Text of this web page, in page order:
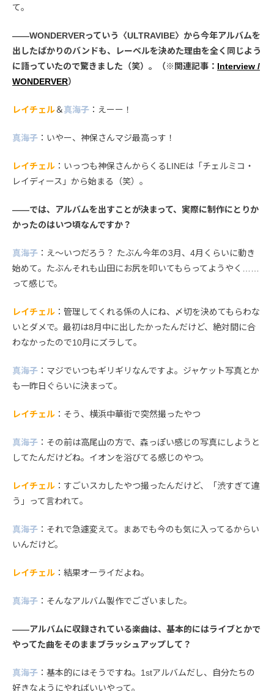
て。
――WONDERVERっていう〈ULTRAVIBE〉から今年アルバムを
出したばかりのバンドも、レーベルを決めた理由を全く同じよう
に語っていたので驚きました（笑）。（※関連記事： Interview /
WONDERVER）
レイチェル＆真海子 ：えーー！
真海子 ：いやー、神保さんマジ最高っす！
レイチェル ：いっつも神保さんからくるLINEは「チェルミコ・
レイディース」から始まる（笑）。
――では、アルバムを出すことが決まって、実際に制作にとりか
かったのはいつ頃なんですか？
真海子 ：え〜いつだろう？ たぶん今年の3月、4月くらいに動き
始めて。たぶんそれも山田にお尻を叩いてもらってようやく……
って感じで。
レイチェル ：管理してくれる係の人にね、〆切を決めてもらわな
いとダメで。最初は8月中に出したかったんだけど、絶対間に合
わなかったので10月にズラして。
真海子 ：マジでいつもギリギリなんですよ。ジャケット写真とか
も一昨日ぐらいに決まって。
レイチェル ：そう、横浜中華街で突然撮ったやつ
真海子 ：その前は高尾山の方で、森っぽい感じの写真にしようと
してたんだけどね。イオンを浴びてる感じのやつ。
レイチェル ：すごいスカしたやつ撮ったんだけど、「渋すぎて違
う」って言われて。
真海子 ：それで急遽変えて。まあでも今のも気に入ってるからい
いんだけど。
レイチェル ：結果オーライだよね。
真海子 ：そんなアルバム製作でございました。
――アルバムに収録されている楽曲は、基本的にはライブとかで
やってた曲をそのままブラッシュアップして？
真海子 ：基本的にはそうですね。1stアルバムだし、自分たちの
好きなようにやればいいやって。